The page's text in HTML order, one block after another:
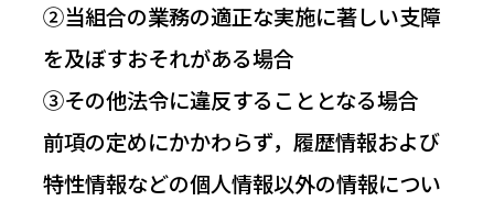
②当組合の業務の適正な実施に著しい支障
を及ぼすおそれがある場合
③その他法令に違反することとなる場合
前項の定めにかかわらず，履歴情報および
特性情報などの個人情報以外の情報につい